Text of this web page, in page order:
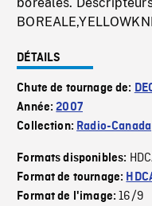
DÉTAILS
Chute de tournage de:
Année:2007
Collection: Radio-Canada
Formats disponibles:
Format de tournage:
Format de l'image:16/9